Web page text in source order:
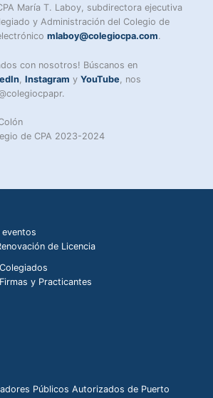
María T. Laboy, subdirectora ejecutiva
y Administración del Colegio de
mlaboy@colegiocpa.com.
con nosotros! Búscanos en
,Instagram yYouTube , nos
de CPA 2023-2024
eventos
de Licencia
y Practicantes
Públicos Autorizados de Puerto